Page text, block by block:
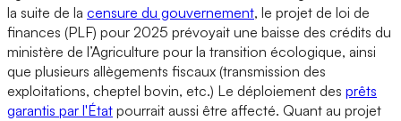
la suite de la censure du gouvernement, le projet de loi de
finances (PLF) pour 2025 prévoyait une baisse des crédits du
ministère de l’Agriculture pour la transition écologique, ainsi
que plusieurs allègements fiscaux (transmission des
exploitations, cheptel bovin, etc.) Le déploiement des prêts
garantis par l'État pourrait aussi être affecté. Quant au projet